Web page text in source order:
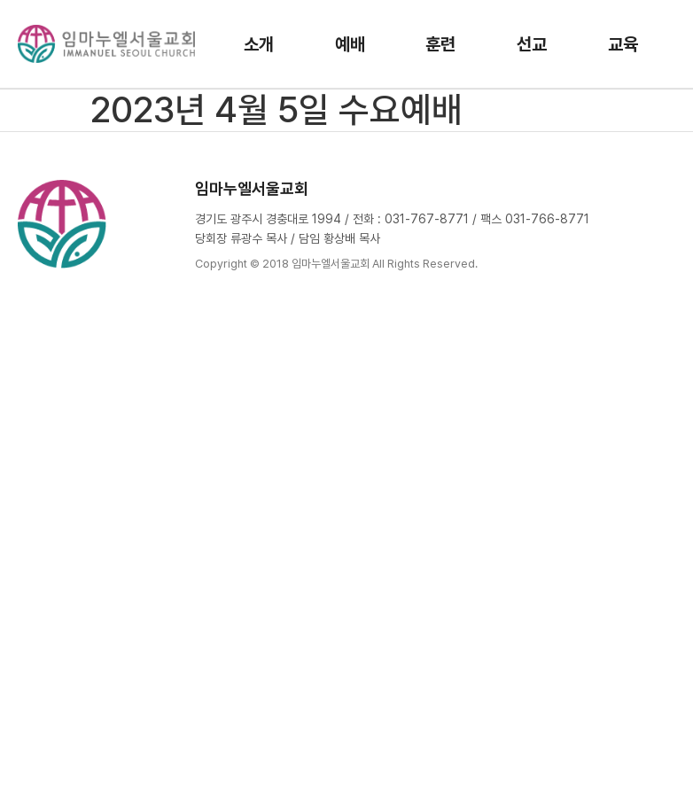
소개 예배 훈련 선교 교육
2023년 4월 5일 수요예배
임마누엘서울교회
경기도 광주시 경충대로 1994 / 전화 : 031-767-8771 / 팩스 031-766-8771
당회장 류광수 목사 / 담임 황상배 목사
Copyright © 2018 임마누엘서울교회 All Rights Reserved.